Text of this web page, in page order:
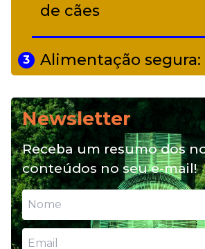
de cães
3
Alimentação segura:
4
Alimentação natural
feeding: conheça
para nutrição do
Newsletter
Receba um resumo dos
conteúdos no seu e-mail!